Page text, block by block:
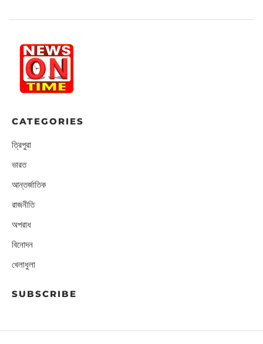
CATEGORIES
ত্রিপুরা
ভারত
আন্তর্জাতিক
রাজনীতি
অপরাধ
বিনোদন
খেলাধুলা
SUBSCRIBE